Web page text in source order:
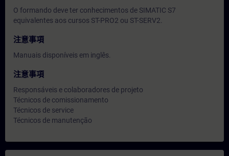
O formando deve ter conhecimentos de SIMATIC S7
equivalentes aos cursos ST-PRO2 ou ST-SERV2.
注意事項
Manuais disponíveis em inglês.
注意事項
Responsáveis e colaboradores de projeto
Técnicos de comissionamento
Técnicos de service
Técnicos de manutenção